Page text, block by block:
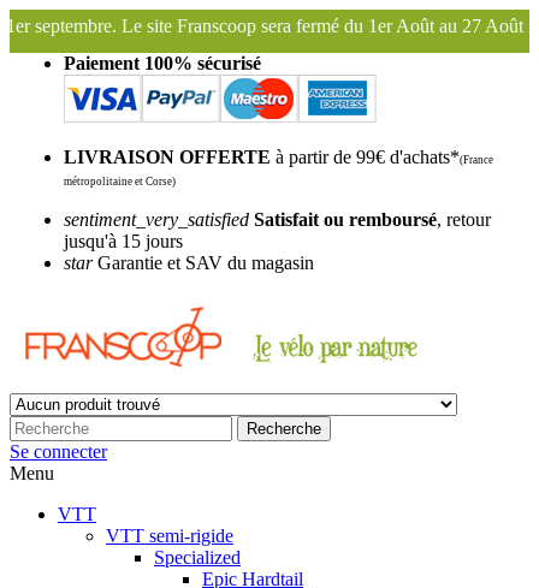
sera fermé du 1er Août au 27 Août inclus. Bonnes vacances !
Paiement 100% sécurisé
LIVRAISON OFFERTE à partir de 99€ d'achats*(France
métropolitaine et Corse)
sentiment_very_satisfied Satisfait ou remboursé, retour
jusqu'à 15 jours
starGarantie et SAV du magasin
Recherche
Se connecter
Menu
VTT
VTT semi-rigide
Specialized
Epic Hardtail